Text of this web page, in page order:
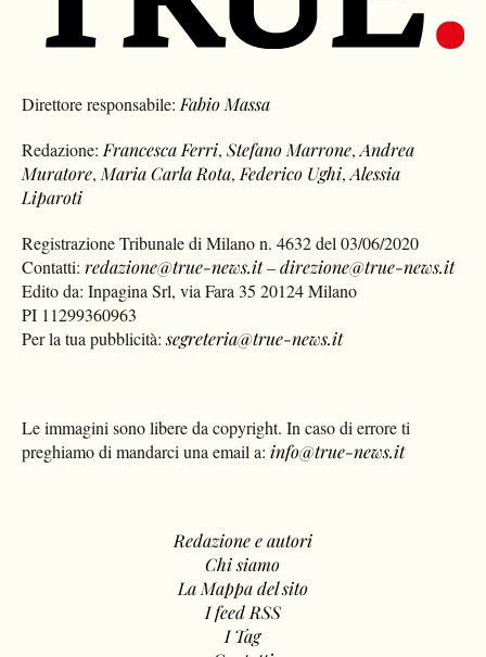
Direttore responsabile: Fabio Massa
Redazione: Francesca Ferri,Stefano Marrone,Andrea
Muratore, Maria Carla Rota, Federico Ughi,Alessia
Liparoti
Registrazione Tribunale di Milano n. 4632 del 03/06/2020
Contatti:redazione@true-news.it–direzione@true-news.it
Edito da: Inpagina Srl, via Fara 35 20124 Milano
PI 11299360963
Per la tua pubblicità:segreteria@true-news.it
Le immagini sono libere da copyright. In caso di errore ti
preghiamo di mandarci una email a: info@true-news.it
Redazione e autori
Chi siamo
La Mappa del sito
I feed RSS
I Tag